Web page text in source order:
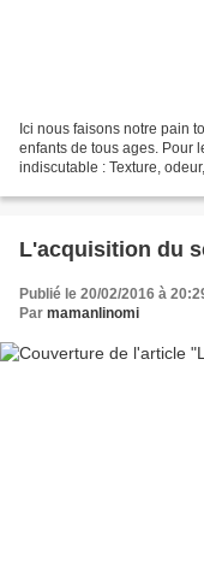
Ici nous faisons notre pain
enfants de tous ages. Pour
indiscutable : Texture,
L'acquisition du
Publié le 20/02/2016 à
Par mamanlinomi